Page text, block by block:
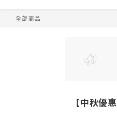
全部商品
【中秋優